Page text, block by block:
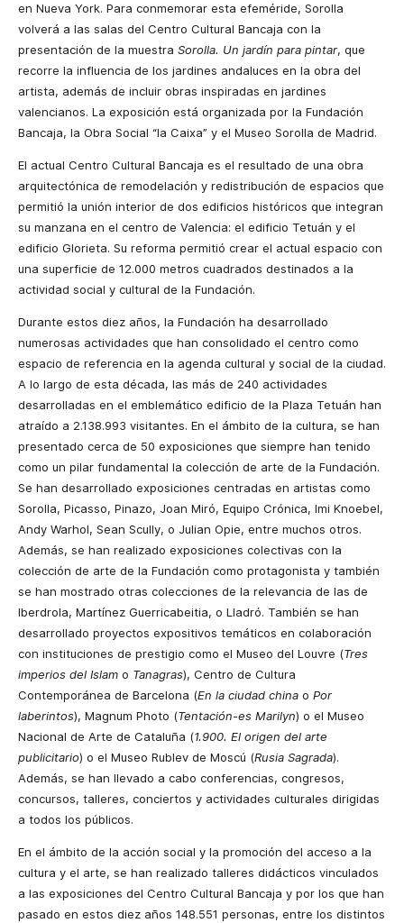
en Nueva York. Para conmemorar esta efeméride, Sorolla
volverá a las salas del Centro Cultural Bancaja con la
presentación de la muestra Sorolla. Un jardín para pintar, que
recorre la influencia de los jardines andaluces en la obra del
artista, además de incluir obras inspiradas en jardines
valencianos. La exposición está organizada por la Fundación
Bancaja, la Obra Social “la Caixa” y el Museo Sorolla de Madrid.
El actual Centro Cultural Bancaja es el resultado de una obra
arquitectónica de remodelación y redistribución de espacios que
permitió la unión interior de dos edificios históricos que integran
su manzana en el centro de Valencia: el edificio Tetuán y el
edificio Glorieta. Su reforma permitió crear el actual espacio con
una superficie de 12.000 metros cuadrados destinados a la
actividad social y cultural de la Fundación.
Durante estos diez años, la Fundación ha desarrollado
numerosas actividades que han consolidado el centro como
espacio de referencia en la agenda cultural y social de la ciudad.
A lo largo de esta década, las más de 240 actividades
desarrolladas en el emblemático edificio de la Plaza Tetuán han
atraído a 2.138.993 visitantes. En el ámbito de la cultura, se han
presentado cerca de 50 exposiciones que siempre han tenido
como un pilar fundamental la colección de arte de la Fundación.
Se han desarrollado exposiciones centradas en artistas como
Sorolla, Picasso, Pinazo, Joan Miró, Equipo Crónica, Imi Knoebel,
Andy Warhol, Sean Scully, o Julian Opie, entre muchos otros.
Además, se han realizado exposiciones colectivas con la
colección de arte de la Fundación como protagonista y también
se han mostrado otras colecciones de la relevancia de las de
Iberdrola, Martínez Guerricabeitia, o Lladró. También se han
desarrollado proyectos expositivos temáticos en colaboración
con instituciones de prestigio como el Museo del Louvre (Tres
imperios del Islam o Tanagras), Centro de Cultura
Contemporánea de Barcelona (En la ciudad china o Por
laberintos), Magnum Photo (Tentación-es Marilyn) o el Museo
Nacional de Arte de Cataluña (1.900. El origen del arte
publicitario) o el Museo Rublev de Moscú (Rusia Sagrada).
Además, se han llevado a cabo conferencias, congresos,
concursos, talleres, conciertos y actividades culturales dirigidas
a todos los públicos.
En el ámbito de la acción social y la promoción del acceso a la
cultura y el arte, se han realizado talleres didácticos vinculados
a las exposiciones del Centro Cultural Bancaja y por los que han
pasado en estos diez años 148.551 personas, entre los distintos